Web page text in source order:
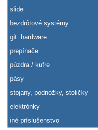
slide
bezdrôtové systémy
git. hardware
prepínače
púzdra / kufre
pásy
stojany, podnožky, stoličky
elektrónky
iné príslušenstvo